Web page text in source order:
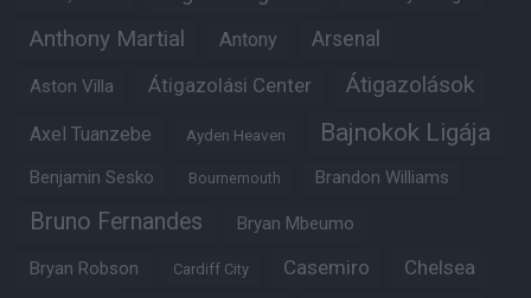
Anthony Martial Antony Arsenal
Aston Villa Átigazolási Center Átigazolások
Axel Tuanzebe Ayden Heaven Bajnokok Ligája
Benjamin Sesko Bournemouth Brandon Williams
Bruno Fernandes Bryan Mbeumo
Bryan Robson Cardiff City Casemiro Chelsea